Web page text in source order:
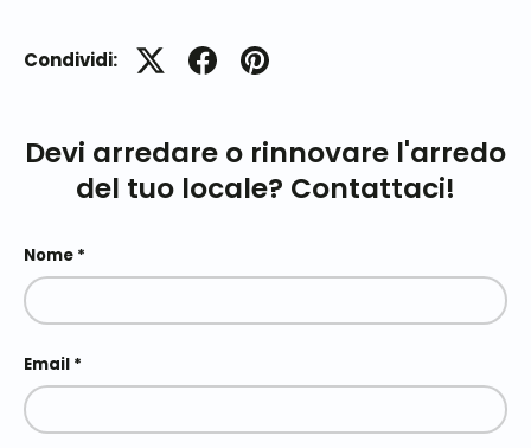
Condividi:
Devi arredare o rinnovare l'arredo
del tuo locale? Contattaci!
Nome
Email